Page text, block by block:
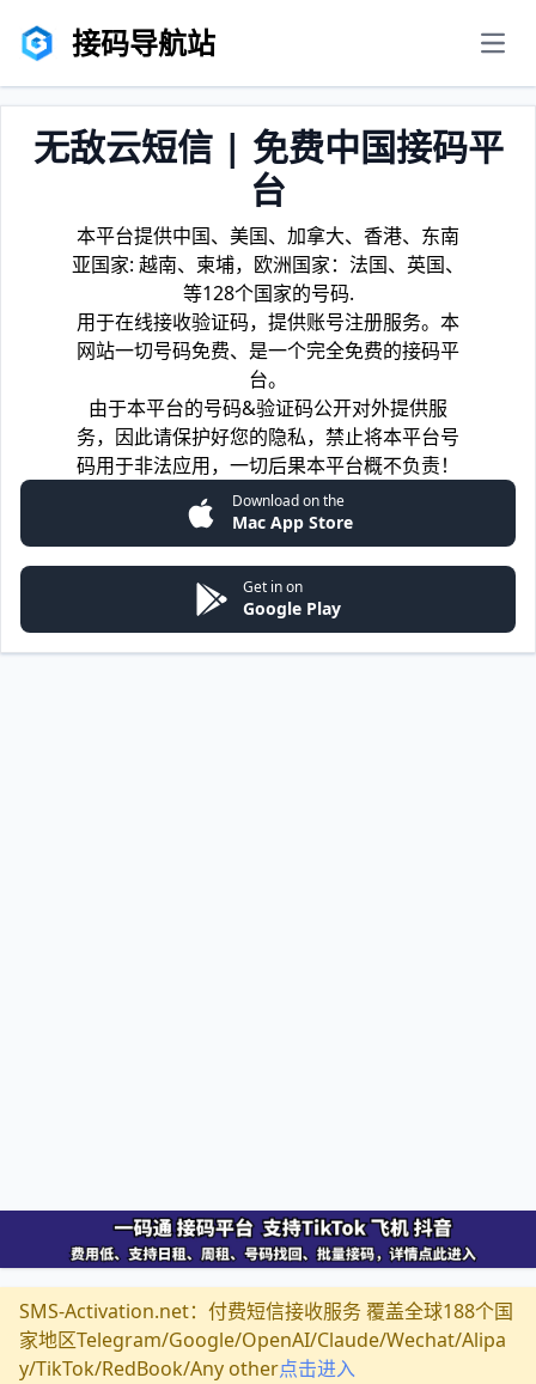
接码导航站
无敌云短信 | 免费中国接码平
台
本平台提供中国、美国、加拿大、香港、东南
亚国家: 越南、柬埔，欧洲国家：法国、英国、
等128个国家的号码.
用于在线接收验证码，提供账号注册服务。本
网站一切号码免费、是一个完全免费的接码平
台。
由于本平台的号码&验证码公开对外提供服
务，因此请保护好您的隐私，禁止将本平台号
码用于非法应用，一切后果本平台概不负责！
Download on the
Mac App Store
Get in on
Google Play
SMS-Activation.net：付费短信接收服务 覆盖全球188个国
家地区Telegram/Google/OpenAI/Claude/Wechat/Alipa
y/TikTok/RedBook/Any other点击进入